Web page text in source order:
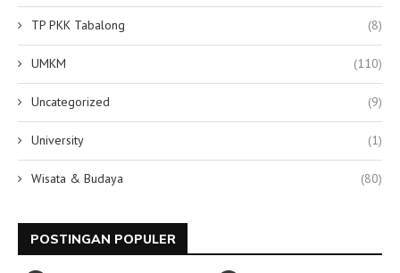
TP PKK Tabalong (8)
UMKM (110)
Uncategorized (9)
University (1)
Wisata & Budaya (80)
POSTINGAN POPULER